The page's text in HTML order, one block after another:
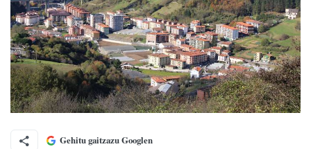
Gehitu gaitzazu Googlen